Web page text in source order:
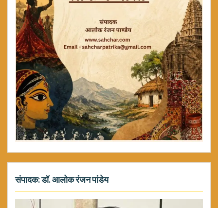
संपादक: डॉ. आलोक रंजन पांडेय